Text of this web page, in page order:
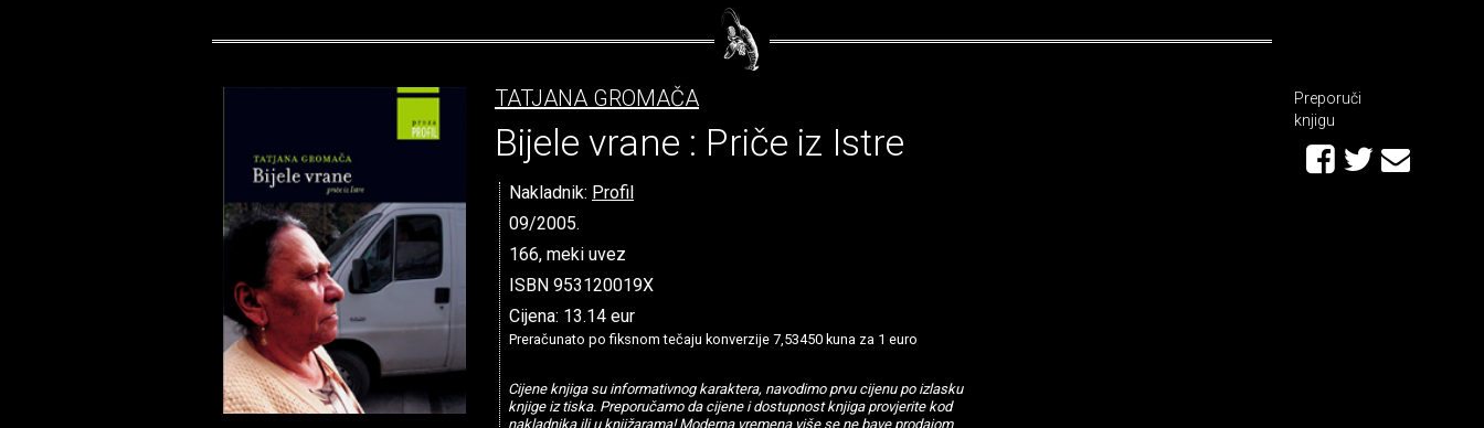
TATJANA GROMAČA
Bijele vrane : Priče iz Istre
Nakladnik: Profil
09/2005.
166, meki uvez
ISBN 953120019X
Cijena: 13.14 eur
Preračunato po fiksnom tečaju konverzije 7,53450 kuna za 1 euro
Cijene knjiga su informativnog karaktera, navodimo prvu cijenu po izlasku
knjige iz tiska. Preporučamo da cijene i dostupnost knjiga provjerite kod
nakladnika ili u knjižarama! Moderna vremena više se ne bave prodajom
Preporuči
knjigu